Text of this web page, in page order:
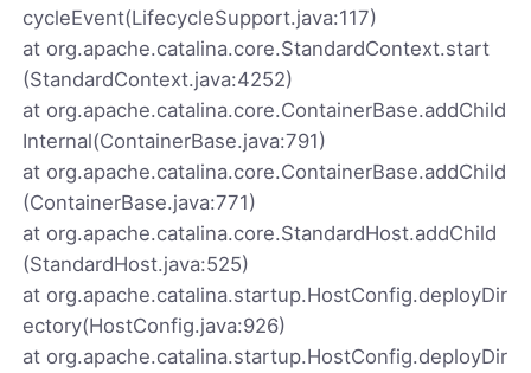
cycleEvent(LifecycleSupport.java:117)
at org.apache.catalina.core.StandardContext.start
(StandardContext.java:4252)
at org.apache.catalina.core.ContainerBase.addChild
Internal(ContainerBase.java:791)
at org.apache.catalina.core.ContainerBase.addChild
(ContainerBase.java:771)
at org.apache.catalina.core.StandardHost.addChild
(StandardHost.java:525)
at org.apache.catalina.startup.HostConfig.deployDir
ectory(HostConfig.java:926)
at org.apache.catalina.startup.HostConfig.deployDir